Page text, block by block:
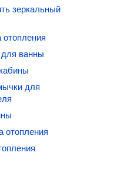
зеркальный
отопления
ванны
для
отопления